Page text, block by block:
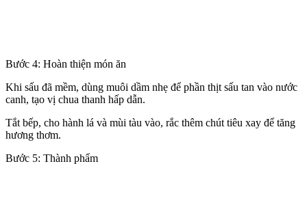
Bước 4: Hoàn thiện món ăn
Khi sấu đã mềm, dùng muôi dầm nhẹ để phần thịt sấu tan vào nước
canh, tạo vị chua thanh hấp dẫn.
Tắt bếp, cho hành lá và mùi tàu vào, rắc thêm chút tiêu xay để tăng
hương thơm.
Bước 5: Thành phẩm